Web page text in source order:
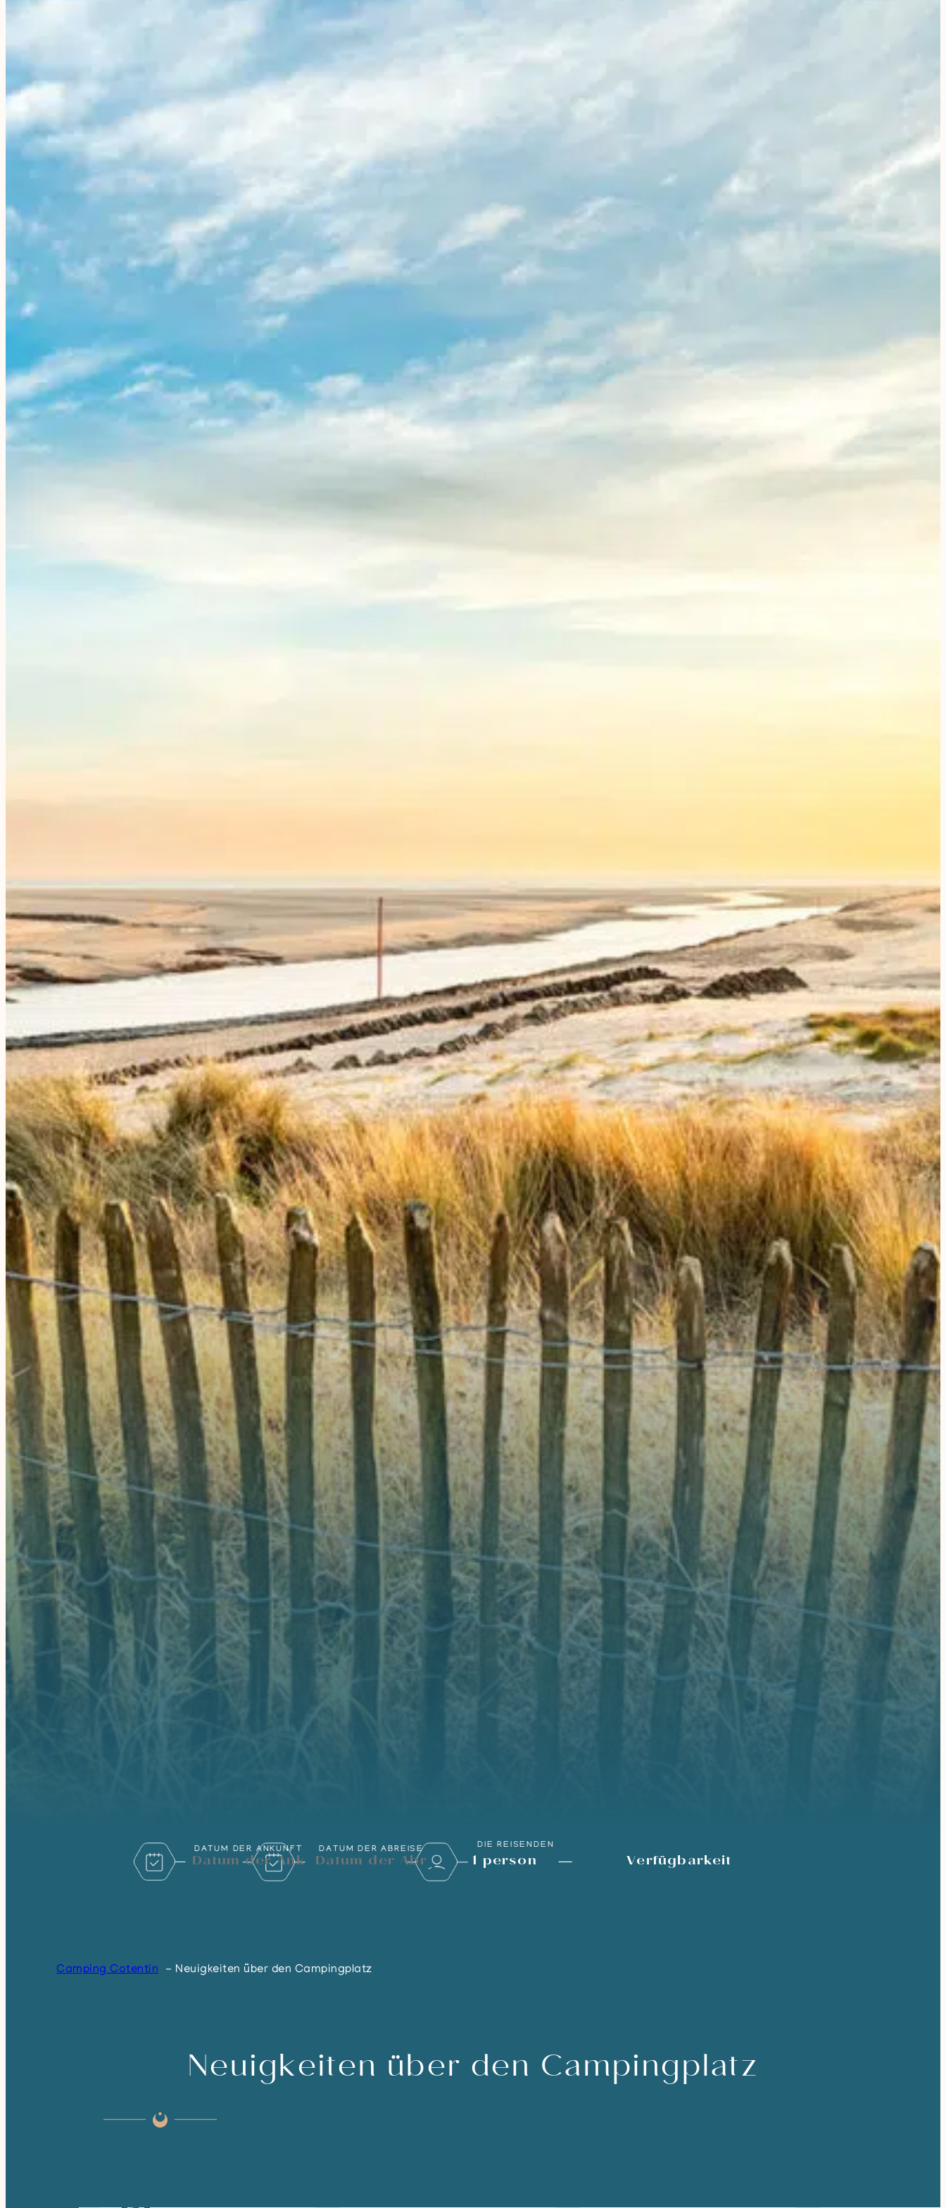
DATUM DER ANKUNFT DATUM DER ABREISE DIE REISENDEN
Verfügbarkeit
Camping Cotentin Neuigkeiten über den Campingplatz
Neuigkeiten über den Campingplatz